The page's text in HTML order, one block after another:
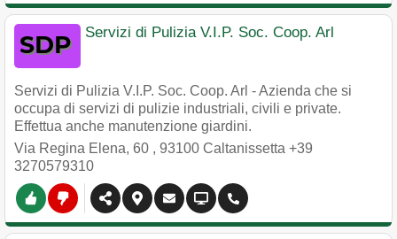
Servizi di Pulizia V.I.P. Soc. Coop. Arl
Servizi di Pulizia V.I.P. Soc. Coop. Arl - Azienda che si
occupa di servizi di pulizie industriali, civili e private.
Effettua anche manutenzione giardini.
Via Regina Elena, 60 , 93100 Caltanissetta +39
3270579310